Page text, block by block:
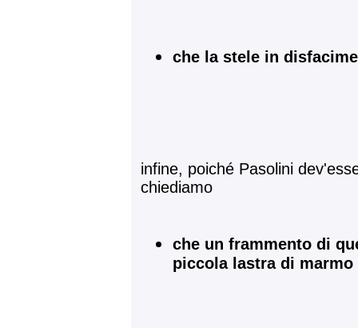
che la stele in
infine, poiché Pasolini
chiediamo
che un frammento di
piccola lastra di